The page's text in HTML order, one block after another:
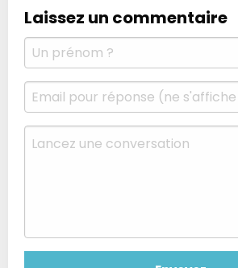
Laissez un commentaire